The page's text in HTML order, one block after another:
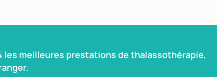
les meilleures prestations de thalassothérapie,